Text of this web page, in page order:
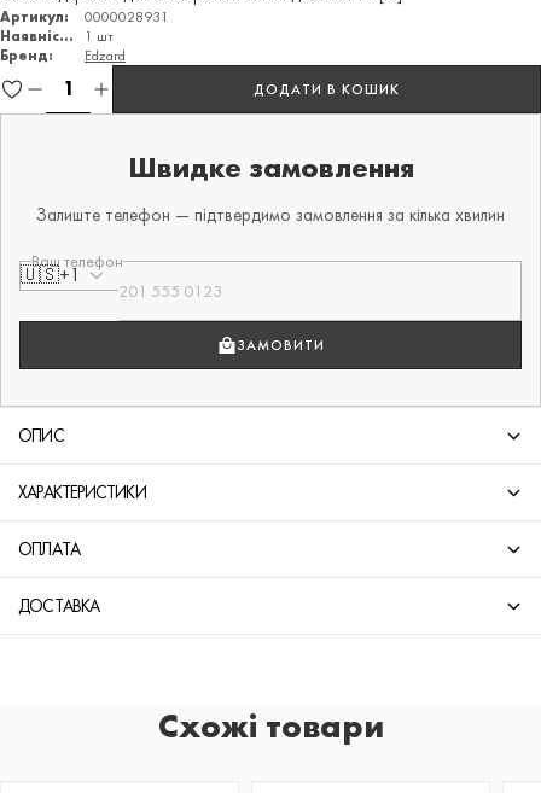
Артикул:
0000028931
Наявність:
1 шт
Бренд:
Edzard
ДОДАТИ В КОШИК
Швидке замовлення
Залиште телефон — підтвердимо замовлення за кілька хвилин
Ваш телефон
🇺🇸+1
ЗАМОВИТИ
ОПИС
ХАРАКТЕРИСТИКИ
ОПЛАТА
ДОСТАВКА
Схожі товари